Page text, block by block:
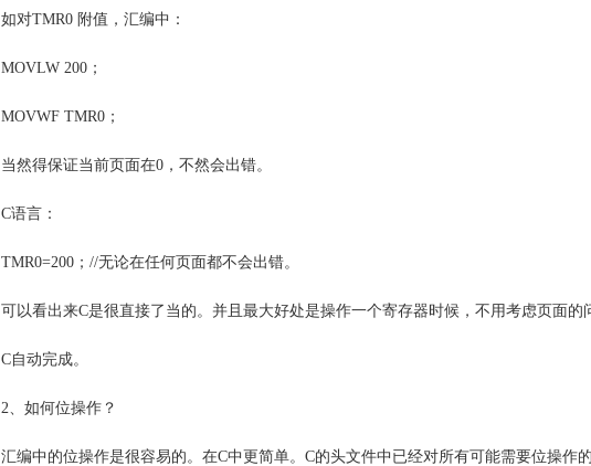
如对TMR0 附值，汇编中：
MOVLW 200；
MOVWF TMR0；
当然得保证当前页面在0，不然会出错。
C语言：
TMR0=200；//无论在任何页面都不会出错。
可以看出来C是很直接了当的。并且最大好处是操作一个寄存器时候，不用考虑页面的
C自动完成。
2、如何位操作？
汇编中的位操作是很容易的。在C中更简单。C的头文件中已经对所有可能需要位操作